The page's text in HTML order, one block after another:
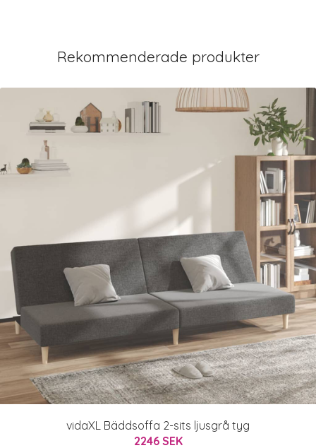
Rekommenderade produkter
vidaXL Bäddsoffa 2-sits ljusgrå tyg
2246 SEK